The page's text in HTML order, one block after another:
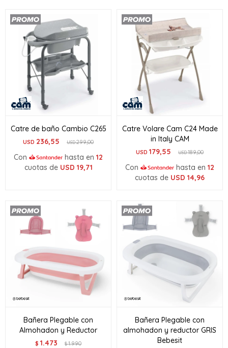
Catre de baño Cambio C265
USD 236,55 USD299,00
Con hasta en 12
cuotas de USD 19,71
Catre Volare Cam C24 Made
in Italy CAM
USD 179,55 USD189,00
Con hasta en 12
cuotas de USD 14,96
Bañera Plegable con
Almohadon y Reductor
$ 1.473 $1.990
Bañera Plegable con
almohadon y reductor GRIS
Bebesit